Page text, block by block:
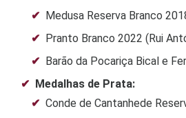
Medusa Reserva Branco
Pranto Branco 2022 (Rui
Barão da Pocariça Bical e
Medalhas de Prata:
Conde de Cantanhede